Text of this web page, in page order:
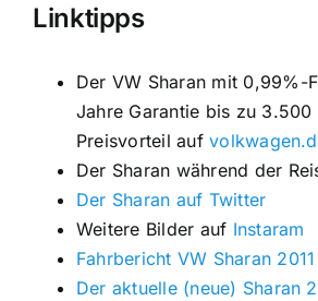
Linktipps
Der VW Sharan mit 0,99%-
Jahre Garantie bis zu 3.500
Preisvorteil auf
Der Sharan während der
Der Sharan auf Twitter
Weitere Bilder auf Instaram
Fahrbericht VW Sharan 2011
Der aktuelle (neue) Sharan